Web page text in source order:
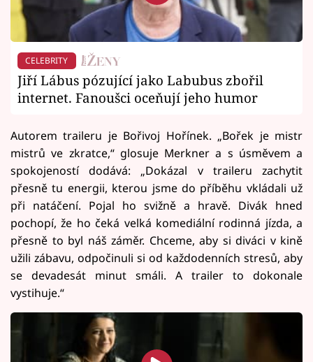
CELEBRITY
Jiří Lábus pózující jako Labubus zbořil
internet. Fanoušci oceňují jeho humor
Autorem traileru je Bořivoj Hořínek. „Bořek je mistr
mistrů ve zkratce,“ glosuje Merkner a s úsměvem a
spokojeností dodává: „Dokázal v traileru zachytit
přesně tu energii, kterou jsme do příběhu vkládali už
při natáčení. Pojal ho svižně a hravě. Divák hned
pochopí, že ho čeká velká komediální rodinná jízda, a
přesně to byl náš záměr. Chceme, aby si diváci v kině
užili zábavu, odpočinuli si od každodenních stresů, aby
se devadesát minut smáli. A trailer to dokonale
vystihuje.“